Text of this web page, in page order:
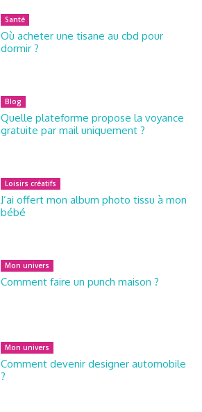
Santé
Où acheter une tisane au cbd pour
dormir ?
Blog
Quelle plateforme propose la voyance
gratuite par mail uniquement ?
Loisirs créatifs
J’ai offert mon album photo tissu à mon
bébé
Mon univers
Comment faire un punch maison ?
Mon univers
Comment devenir designer automobile
?